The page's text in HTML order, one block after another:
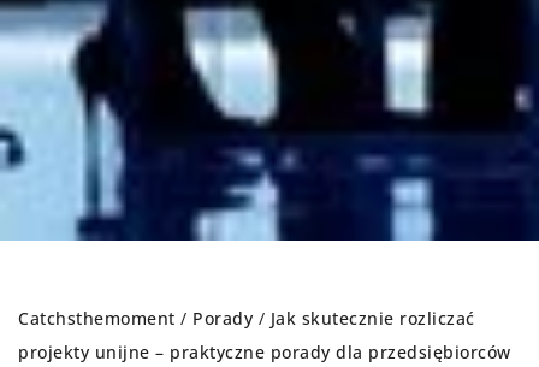
Catchsthemoment / Porady / Jak skutecznie rozliczać
projekty unijne – praktyczne porady dla przedsiębiorców